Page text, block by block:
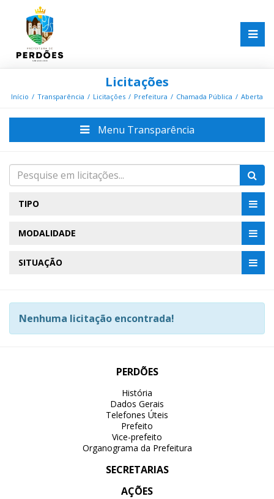
Licitações
Início Transparência Licitações Prefeitura Chamada Pública Aberta
Menu Transparência
TIPO
MODALIDADE
SITUAÇÃO
Nenhuma licitação encontrada!
PERDÕES
História
Dados Gerais
Telefones Úteis
Prefeito
Vice-prefeito
Organograma da Prefeitura
SECRETARIAS
AÇÕES